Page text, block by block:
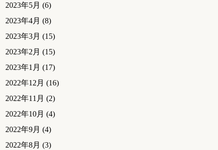
2023年5月 (6)
2023年4月 (8)
2023年3月 (15)
2023年2月 (15)
2023年1月 (17)
2022年12月 (16)
2022年11月 (2)
2022年10月 (4)
2022年9月 (4)
2022年8月 (3)